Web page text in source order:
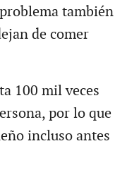
también
de comer
100 mil veces
por lo que
incluso antes